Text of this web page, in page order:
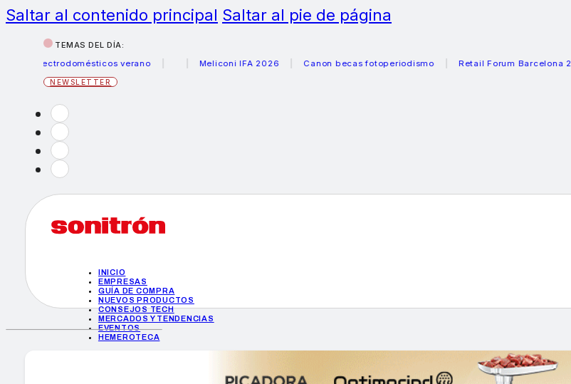
Saltar al contenido principal Saltar al pie de página
TEMAS DEL DÍA:
electrodomésticos verano
Meliconi IFA 2026 Canon becas fotoperiodismo Retail Forum Barcelona 2026
NEWSLETTER
INICIO
EMPRESAS
GUÍA DE COMPRA
NUEVOS PRODUCTOS
CONSEJOS TECH
MERCADOS Y TENDENCIAS
EVENTOS
HEMEROTECA